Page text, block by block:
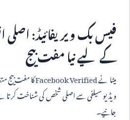
فیس بک ویریفائیڈ:
کے لیے نیا مفت بیج
میٹا نےFacebook Verifiedکا مفت بیج
ویڈیو سیلفی سے اصلی شخص کی شناخت کرتا
جانیے۔